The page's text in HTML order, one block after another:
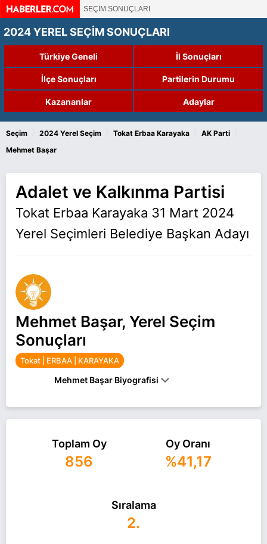
SEÇİM SONUÇLARI
2024 YEREL SEÇİM SONUÇLARI
Türkiye Geneli İl Sonuçları
İlçe Sonuçları Partilerin Durumu
Kazananlar Adaylar
Seçim 2024 Yerel Seçim Tokat Erbaa Karayaka AK Parti
Mehmet Başar
Adalet ve Kalkınma Partisi
Tokat Erbaa Karayaka 31 Mart 2024
Yerel Seçimleri Belediye Başkan Adayı
Mehmet Başar, Yerel Seçim
Sonuçları
Tokat | ERBAA | KARAYAKA
Mehmet Başar Biyografisi
başkan adayı olarak AK Parti ile 31 Mart 2024
yerel seçimlerinde yarışıyor. Mehmet Başar ile ilgili
daha fazla bilgi için
Mehmet Başar Haberleri
Toplam Oy
856
Oy Oranı
%41,17
Sıralama
2.